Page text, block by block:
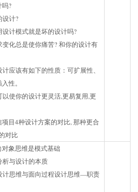
吗?
设计?
设计模式就是坏的设计吗?
变化总是使你痛苦? 和你的设计有
应该有如下的性质：可扩展性、
性。
以使你的设计更灵活,更易复用,更
目4种设计方案的对比, 那种更合
对比
象思维是模式基础
析与设计的本质
计思维与面向过程设计思维—职责